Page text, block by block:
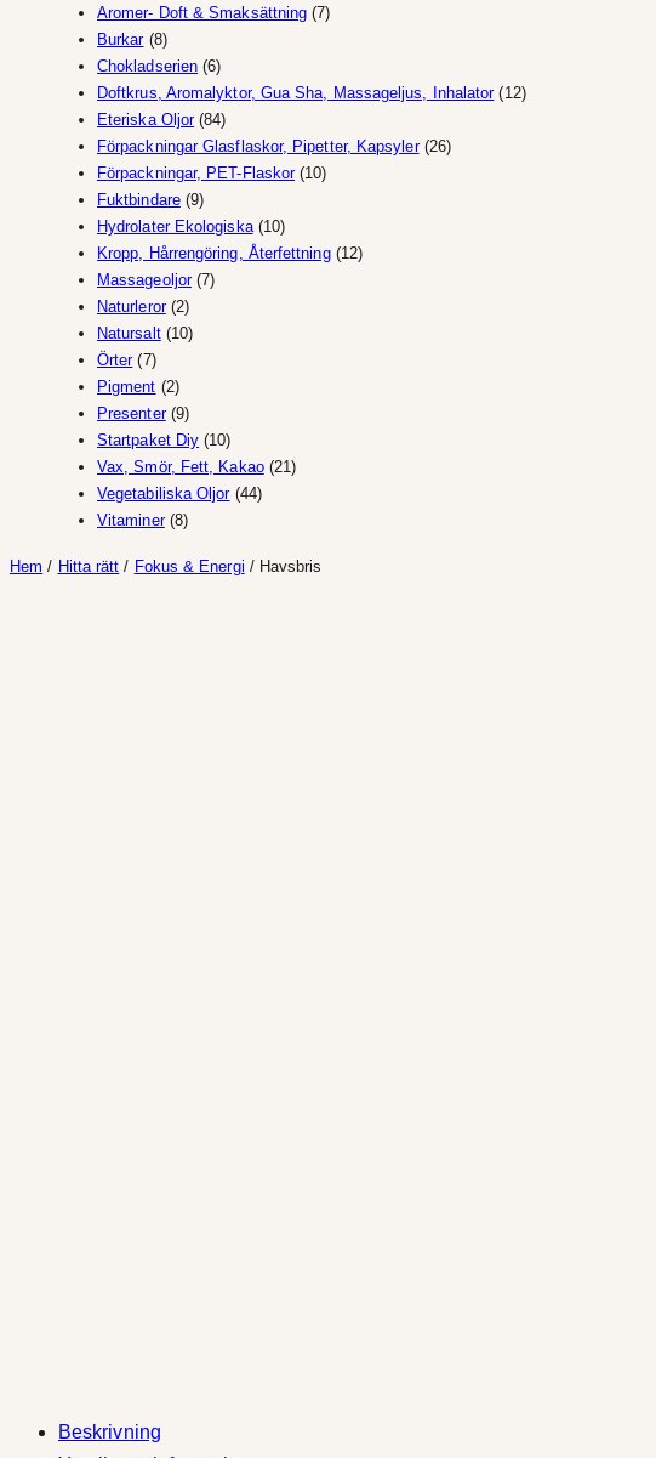
produkter
Aromer- Doft & Smaksättning 77
Burkar 88
produkter
Chokladserien 66
produkter
Doftkrus, Aromalyktor, Gua Sha, Massageljus, Inhalator 1212
Eteriska Oljor 8484
produkter
Förpackningar Glasflaskor, Pipetter, Kapsyler 2626
Förpackningar, PET-Flaskor 1010
Fuktbindare 99
produkter
Hydrolater Ekologiska 1010
produkter
Kropp, Hårrengöring, Återfettning 1212
Massageoljor 77
Naturleror 22
produkter
Natursalt 1010
Örter 77
produkter
Pigment 22
produkter
Presenter 99
produkter
Startpaket Diy 1010
produkter
Vax, Smör, Fett, Kakao 2121
Vegetabiliska Oljor 4444
Vitaminer 88
Hem / Hitta rätt / Fokus & Energi / Havsbris
Beskrivning